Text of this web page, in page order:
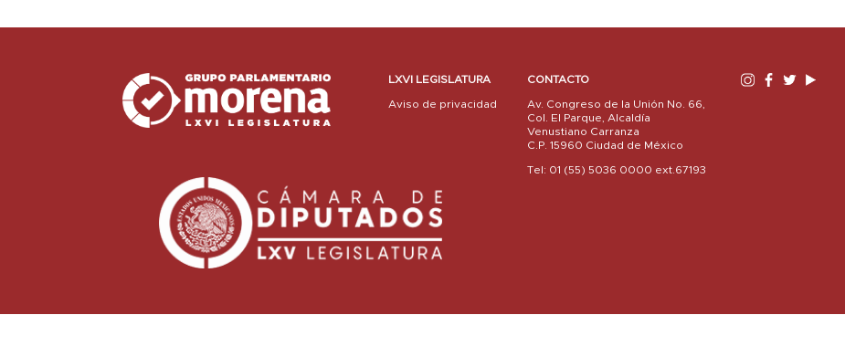
LXVI LEGISLATURA
Aviso de privacidad
CONTACTO
Av. Congreso de la Unión No. 66,
Col. El Parque, Alcaldía
Venustiano Carranza
C.P. 15960 Ciudad de México
Tel: 01 (55) 5036 0000 ext.67193